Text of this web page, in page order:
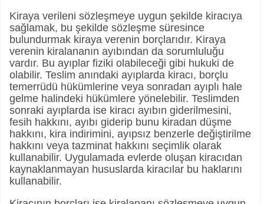
Kiraya verileni sözleşmeye uygun şekilde kiracıya
sağlamak, bu şekilde sözleşme süresince
bulundurmak kiraya verenin borçlarıdır. Kiraya
verenin kiralananın ayıbından da sorumluluğu
vardır. Bu ayıplar fiziki olabileceği gibi hukuki de
olabilir. Teslim anındaki ayıplarda kiracı, borçlu
temerrüdü hükümlerine veya sonradan ayıplı hale
gelme halindeki hükümlere yönelebilir. Teslimden
sonraki ayıplarda ise kiracı ayıbın giderilmesini,
fesih hakkını, ayıbı giderip bunu kiradan düşme
hakkını, kira indirimini, ayıpsız benzerle değiştirilme
hakkını veya tazminat hakkını seçimlik olarak
kullanabilir. Uygulamada evlerde oluşan kiracıdan
kaynaklanmayan hususlarda kiracılar bu haklarını
kullanabilir.